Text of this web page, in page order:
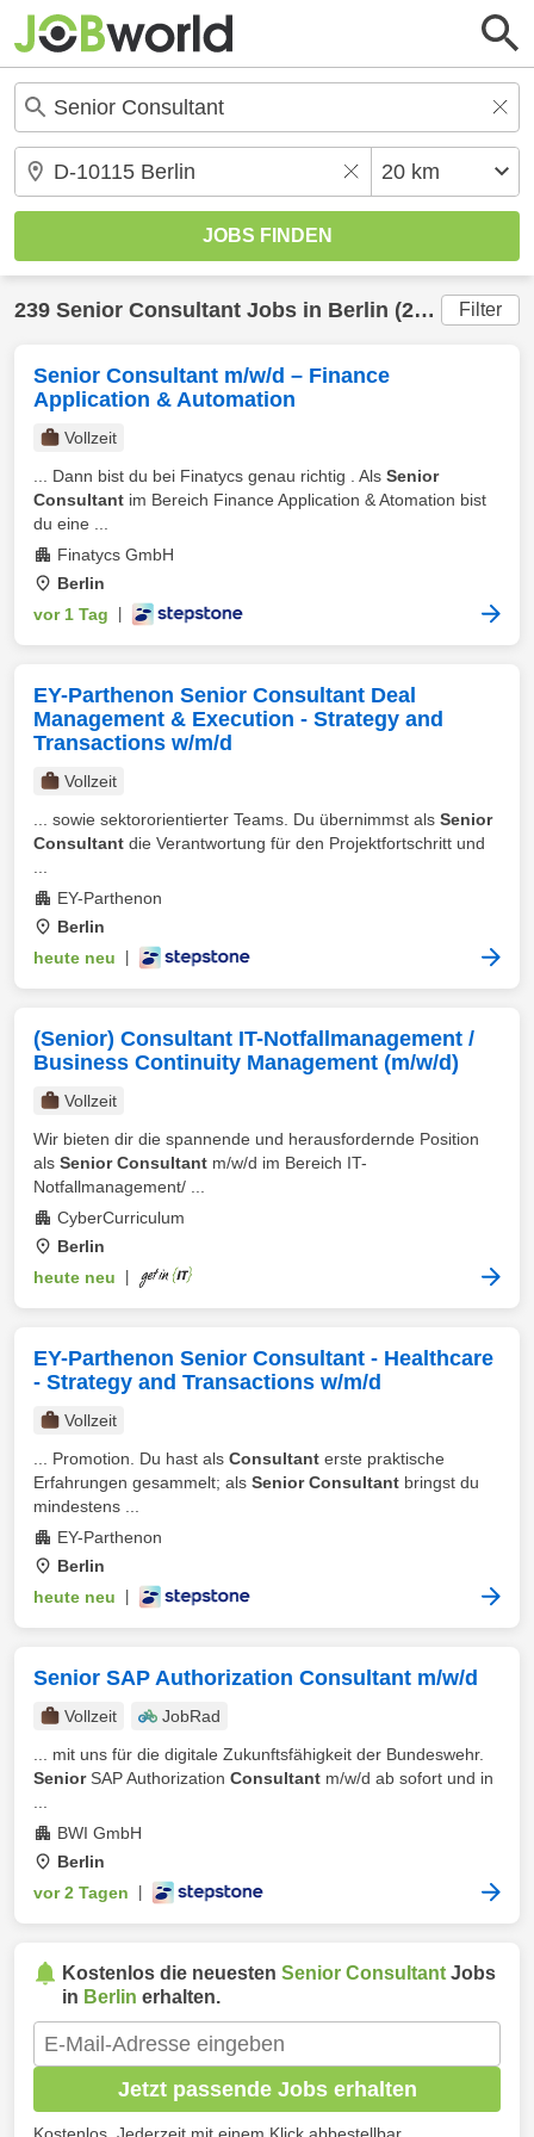
239 Senior Consultant Jobs in Berlin (20 km) gefunden Filter
Senior Consultant m/w/d – Finance
Application & Automation
Vollzeit
... Dann bist du bei Finatycs genau richtig . Als Senior
Consultant im Bereich Finance Application & Atomation bist
du eine ...
Finatycs GmbH
Berlin
vor 1 Tag
EY-Parthenon Senior Consultant Deal
Management & Execution - Strategy and
Transactions w/m/d
Vollzeit
... sowie sektororientierter Teams. Du übernimmst als Senior
Consultant die Verantwortung für den Projektfortschritt und
EY-Parthenon
Berlin
heute neu
(Senior) Consultant IT-Notfallmanagement /
Business Continuity Management (m/w/d)
Vollzeit
Wir bieten dir die spannende und herausfordernde Position
als Senior Consultant m/w/d im Bereich IT-
Notfallmanagement/ ...
CyberCurriculum
Berlin
heute neu
EY-Parthenon Senior Consultant - Healthcare
- Strategy and Transactions w/m/d
Vollzeit
... Promotion. Du hast als Consultant erste praktische
Erfahrungen gesammelt; als Senior Consultant bringst du
mindestens ...
EY-Parthenon
Berlin
heute neu
Senior SAP Authorization Consultant m/w/d
Vollzeit
JobRad
... mit uns für die digitale Zukunftsfähigkeit der Bundeswehr.
SeniorSAP Authorization Consultant m/w/d ab sofort und in
BWI GmbH
Berlin
vor 2 Tagen
Kostenlos die neuesten Senior Consultant Jobs
in Berlin erhalten.
Jetzt passende Jobs erhalten